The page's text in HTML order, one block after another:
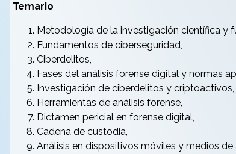
Temario
Metodología de la investigación científica y
Fundamentos de ciberseguridad,
Ciberdelitos,
Fases del análisis forense digital y normas
Investigación de ciberdelitos y criptoactivos,
Herramientas de análisis forense,
Dictamen pericial en forense digital,
Cadena de custodia,
Análisis en dispositivos móviles y medios